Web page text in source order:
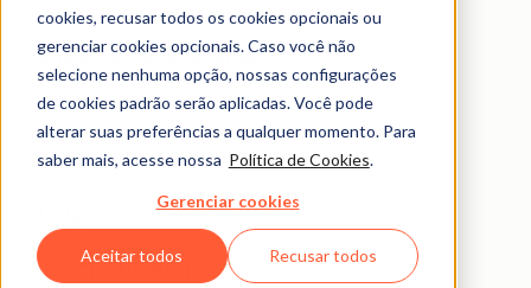
cookies, recusar todos os cookies opcionais ou
gerenciar cookies opcionais. Caso você não
selecione nenhuma opção, nossas configurações
de cookies padrão serão aplicadas. Você pode
alterar suas preferências a qualquer momento. Para
saber mais, acesse nossa Política de Cookies.
Gerenciar cookies
Aceitar todos Recusar todos
Central de conhecimento
Conteúdo
Principais artigos